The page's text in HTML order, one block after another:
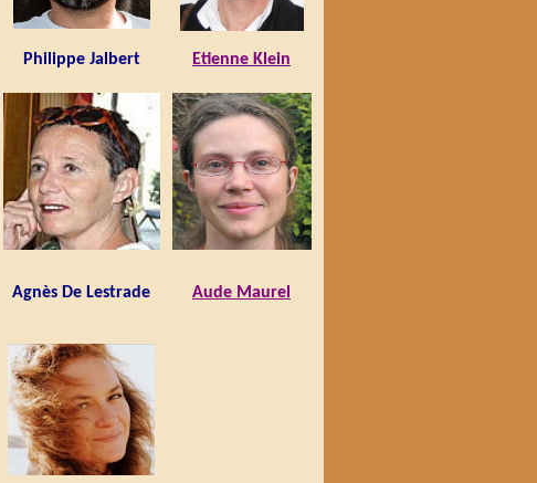
Philippe Jalbert Etienne Klein
Agnès De Lestrade Aude Maurel